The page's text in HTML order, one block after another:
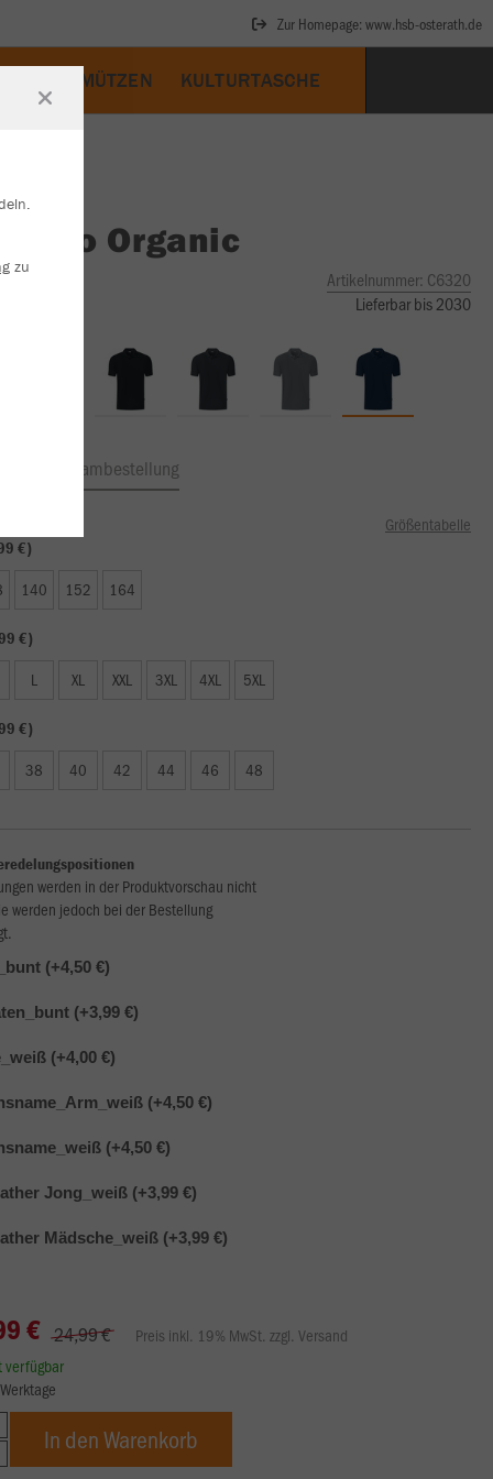
Zur Homepage: www.hsb-osterath.de
CAPS & MÜTZEN KULTURTASCHE
Polo Organic
Artikelnummer: C6320
Lieferbar bis 2030
Teambestellung
Größentabelle
€)
140 152 164
€)
L XL XXL 3XL 4XL 5XL
€)
38 40 42 44 46 48
werden in der Produktvorschau nicht
werden jedoch bei der Bestellung
(+4,50 €)
(+3,99 €)
(+4,00 €)
(+4,50 €)
(+4,50 €)
Jong_weiß (+3,99 €)
Mädsche_weiß (+3,99 €)
€ 24,99 €
Preis inkl. 19% MwSt. zzgl. Versand
verfügbar
In den Warenkorb
zu